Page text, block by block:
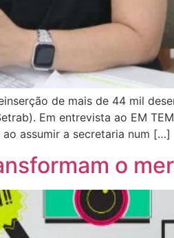
de mais de 44 mil
Em entrevista ao EM
assumir a secretaria num […]
o